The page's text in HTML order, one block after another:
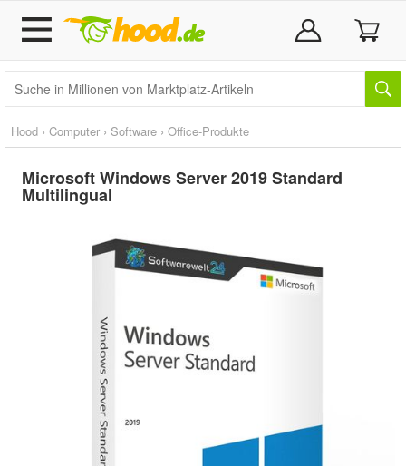
Hood › Computer › Software › Office-Produkte
Microsoft Windows Server 2019 Standard
Multilingual